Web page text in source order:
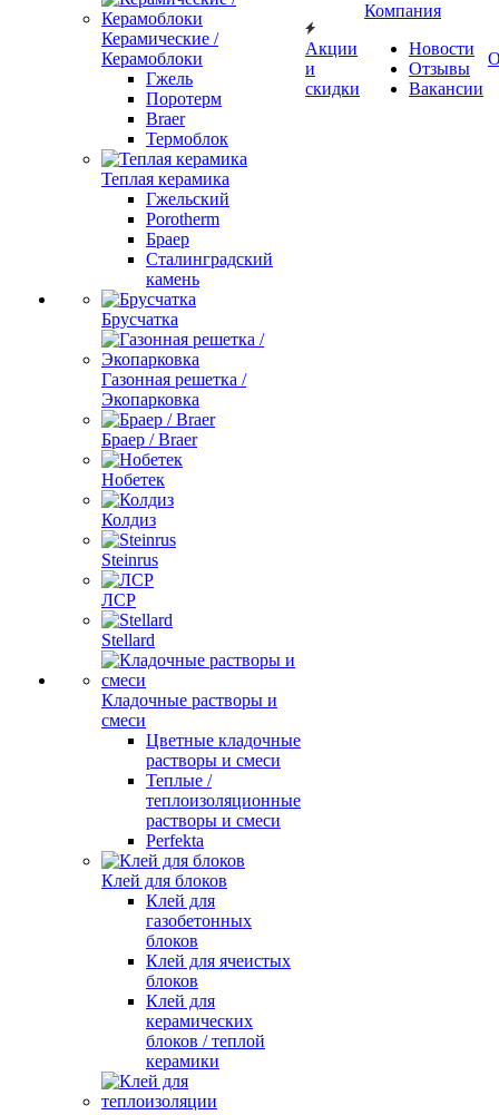
Керамические /
Керамоблоки
Гжель
Поротерм
Braer
Термоблок
Теплая керамика
Гжельский
Porotherm
Браер
Сталинградский
камень
Брусчатка
Газонная решетка /
Экопарковка
Браер / Braer
Нобетек
Колдиз
Steinrus
ЛСР
Stellard
Кладочные растворы и
смеси
Цветные кладочные
растворы и смеси
Теплые /
теплоизоляционные
растворы и смеси
Perfekta
Клей для блоков
Клей для
газобетонных
блоков
Клей для ячеистых
блоков
Клей для
керамических
блоков / теплой
керамики
Акции
и
скидки
Компания
Новости
Отзывы
Вакансии